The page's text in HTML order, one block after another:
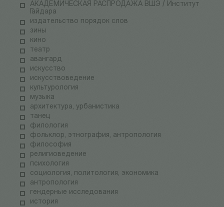
АКАДЕМИЧЕСКАЯ РАСПРОДАЖА ВШЭ / Институт
Гайдара
издательство порядок слов
зины
кино
театр
авангард
искусство
искусствоведение
культурология
музыка
архитектура, урбанистика
танец
филология
фольклор, этнография, антропология
философия
религиоведение
психология
социология, политология, экономика
антропология
гендерные исследования
история